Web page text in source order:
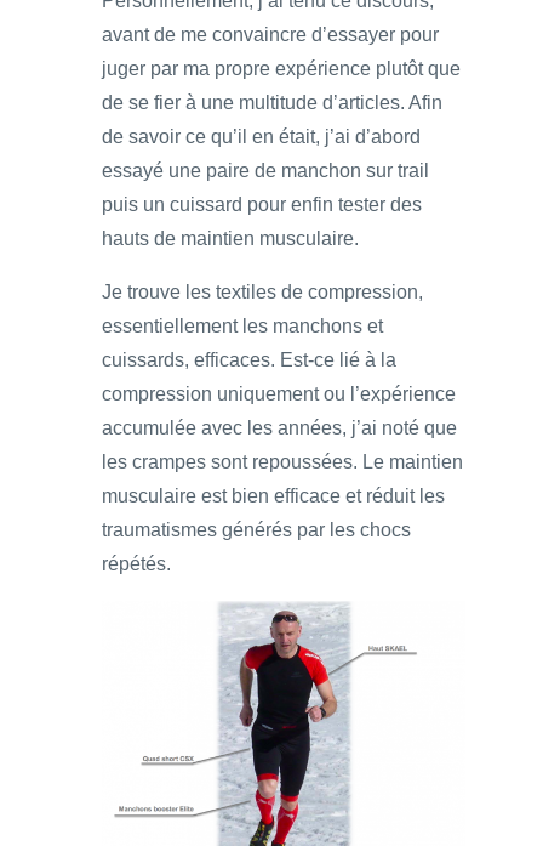
avant de me convaincre d’essayer pour
juger par ma propre expérience plutôt que
de se fier à une multitude d’articles. Afin
de savoir ce qu’il en était, j’ai d’abord
essayé une paire de manchon sur trail
puis un cuissard pour enfin tester des
hauts de maintien musculaire.
Je trouve les textiles de compression,
essentiellement les manchons et
cuissards, efficaces. Est-ce lié à la
compression uniquement ou l’expérience
accumulée avec les années, j’ai noté que
les crampes sont repoussées. Le maintien
musculaire est bien efficace et réduit les
traumatismes générés par les chocs
répétés.